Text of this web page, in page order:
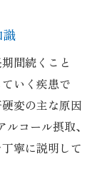
間続くこと
いく疾患で
変の主な原因
コール摂取、
寧に説明して